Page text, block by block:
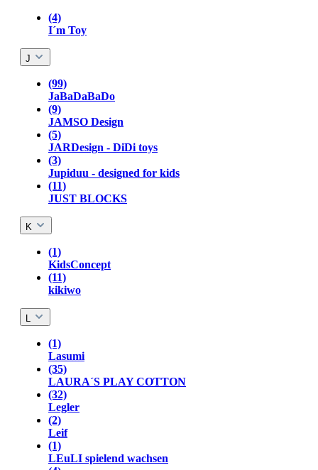
(4)
I´m Toy
J
(99)
JaBaDaBaDo
(9)
JAMSO Design
(5)
JARDesign - DiDi toys
(3)
Jupiduu - designed for kids
(11)
JUST BLOCKS
K
(1)
KidsConcept
(11)
kikiwo
(1)
Lasumi
(35)
LAURA´S PLAY COTTON
(32)
Legler
(2)
Leif
(1)
LEuLI spielend wachsen